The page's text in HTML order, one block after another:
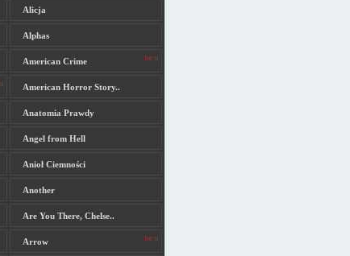
Alicja
Alphas
American Crime
American Horror Story..
Anatomia Prawdy
Angel from Hell
Anioł Ciemności
Another
Are You There, Chelse..
Arrow